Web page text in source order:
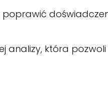
analizy, która pozwoli